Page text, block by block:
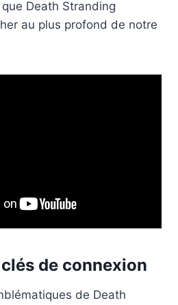
que Death Stranding
au plus profond de notre
de connexion
de Death